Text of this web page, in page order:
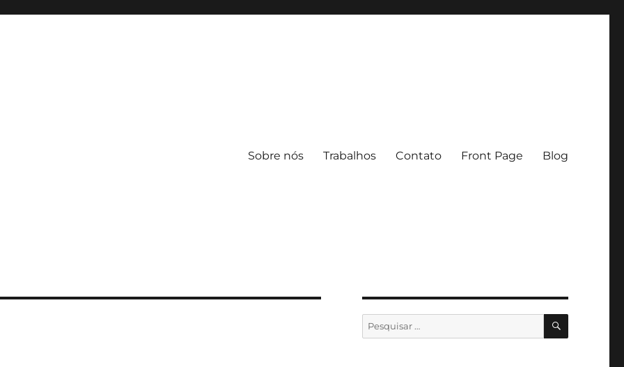
Sobre nós Trabalhos Contato Front Page Blog
Pesquisar
por: